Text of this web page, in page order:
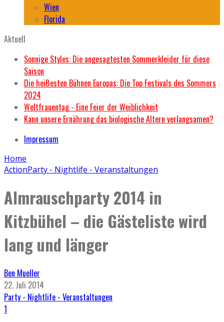
Wien
Florida
Aktuell
Sonnige Styles: Die angesagtesten Sommerkleider für diese
Saison
Die heißesten Bühnen Europas: Die Top Festivals des Sommers
2024
Weltfrauentag - Eine Feier der Weiblichkeit
Kann unsere Ernährung das biologische Altern verlangsamen?
Impressum
Home
ActionParty - Nightlife - Veranstaltungen
Almrauschparty 2014 in
Kitzbühel – die Gästeliste wird
lang und länger
Ben Mueller
22. Juli 2014
Party - Nightlife - Veranstaltungen
1